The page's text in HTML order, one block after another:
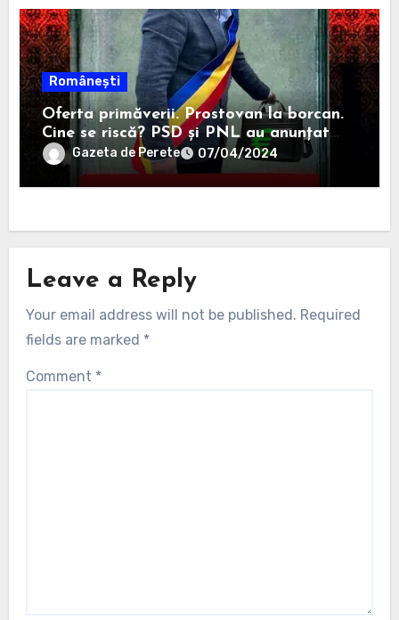
Românești
Oferta primăverii. Prostovan la borcan.
Cine se riscă? PSD și PNL au anunțat
că-i sar capacele degeaba blanaursului
Gazeta de Perete 07/04/2024
Leave a Reply
Your email address will not be published. Required
fields are marked *
Comment *